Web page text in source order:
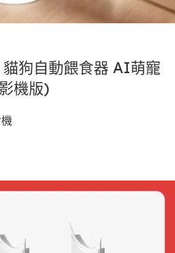
狗自動餵食器 AI萌寵
機版)